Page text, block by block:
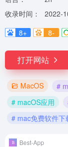
收录时间：
2022-
8+
8-
打开网站
MacOS #
# macOS应用
# mac免费软件下
Best-App